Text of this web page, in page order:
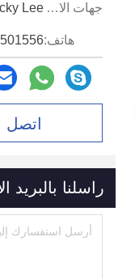
جهات الاتصال: Lee
هاتف:
اتصل
راسلنا بالبريد